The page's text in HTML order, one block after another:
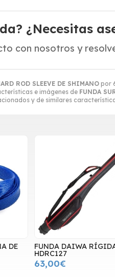
ROD SLEEVE DE SHIMANO por
e imágenes de FUNDA
y de similares
¿Necesitas
con nosotros y
DE FUNDA DAIWA
HDRC127
63,00€